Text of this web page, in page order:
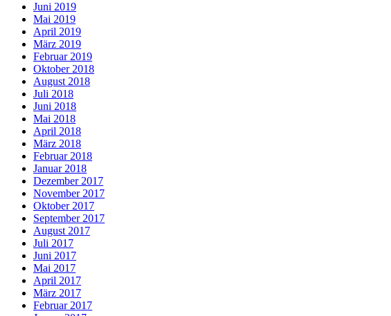
Juni 2019
Mai 2019
April 2019
März 2019
Februar 2019
Oktober 2018
August 2018
Juli 2018
Juni 2018
Mai 2018
April 2018
März 2018
Februar 2018
Januar 2018
Dezember 2017
November 2017
Oktober 2017
September 2017
August 2017
Juli 2017
Juni 2017
Mai 2017
April 2017
März 2017
Februar 2017